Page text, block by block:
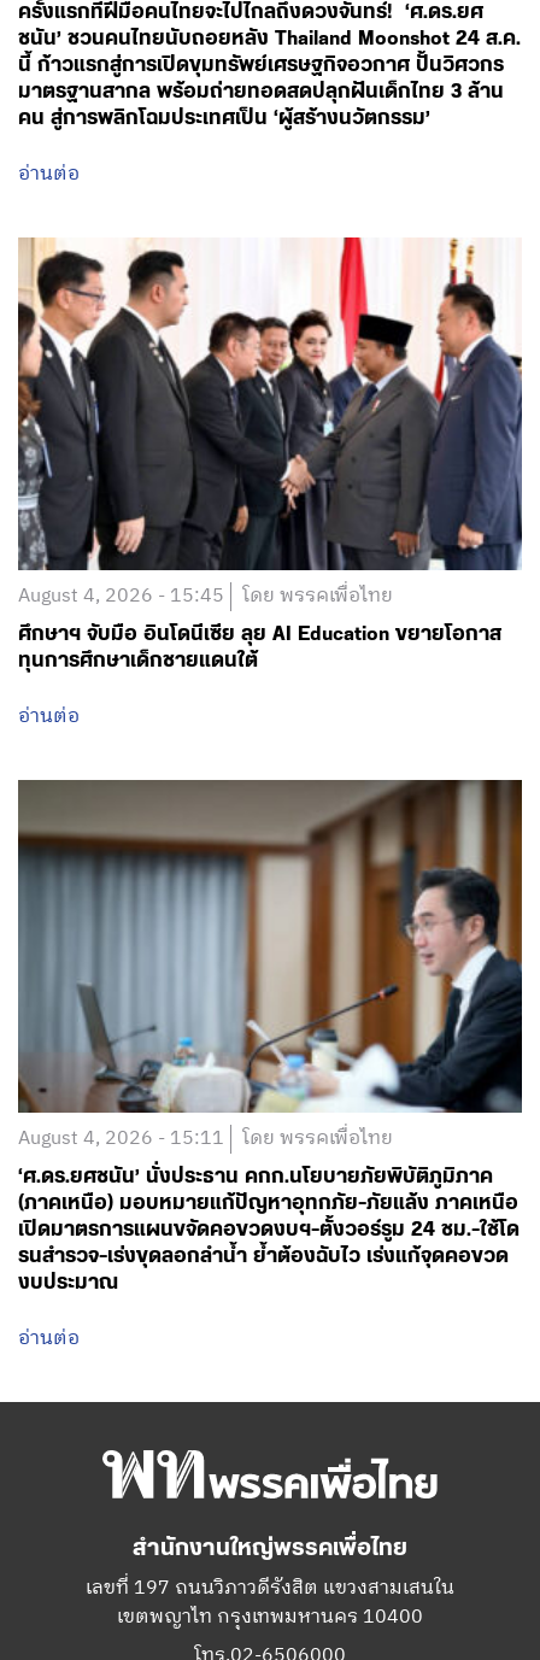
ครั้งแรกที่ฝีมือคนไทยจะไปไกลถึงดวงจันทร์! ‘ศ.ดร.ยศ
ชนัน’ ชวนคนไทยนับถอยหลัง Thailand Moonshot 24 ส.ค.
นี้ ก้าวแรกสู่การเปิดขุมทรัพย์เศรษฐกิจอวกาศ ปั้นวิศวกร
มาตรฐานสากล พร้อมถ่ายทอดสดปลุกฝันเด็กไทย 3 ล้าน
คน สู่การพลิกโฉมประเทศเป็น ‘ผู้สร้างนวัตกรรม’
อ่านต่อ
August 4, 2026 - 15:45 โดย พรรคเพื่อไทย
ศึกษาฯ จับมือ อินโดนีเซีย ลุย AI Education ขยายโอกาส
ทุนการศึกษาเด็กชายแดนใต้
อ่านต่อ
August 4, 2026 - 15:11 โดย พรรคเพื่อไทย
‘ศ.ดร.ยศชนัน’ นั่งประธาน คกก.นโยบายภัยพิบัติภูมิภาค
(ภาคเหนือ) มอบหมายแก้ปัญหาอุทกภัย-ภัยแล้ง ภาคเหนือ
เปิดมาตรการแผนขจัดคอขวดงบฯ-ตั้งวอร์รูม 24 ชม.-ใช้โด
รนสำรวจ-เร่งขุดลอกลำน้ำ ย้ำต้องฉับไว เร่งแก้จุดคอขวด
งบประมาณ
อ่านต่อ
สำนักงานใหญ่พรรคเพื่อไทย
เลขที่ 197 ถนนวิภาวดีรังสิต แขวงสามเสนใน
เขตพญาไท กรุงเทพมหานคร 10400